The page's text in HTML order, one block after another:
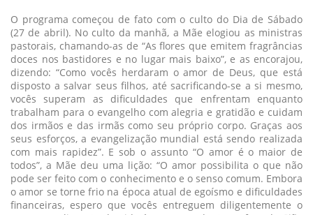
O programa começou de fato com o culto do Dia de Sábado
(27 de abril). No culto da manhã, a Mãe elogiou as ministras
pastorais, chamando-as de “As flores que emitem fragrâncias
doces nos bastidores e no lugar mais baixo”, e as encorajou,
dizendo: “Como vocês herdaram o amor de Deus, que está
disposto a salvar seus filhos, até sacrificando-se a si mesmo,
vocês superam as dificuldades que enfrentam enquanto
trabalham para o evangelho com alegria e gratidão e cuidam
dos irmãos e das irmãs como seu próprio corpo. Graças aos
seus esforços, a evangelização mundial está sendo realizada
com mais rapidez”. E sob o assunto “O amor é o maior de
todos”, a Mãe deu uma lição: “O amor possibilita o que não
pode ser feito com o conhecimento e o senso comum. Embora
o amor se torne frio na época atual de egoísmo e dificuldades
financeiras, espero que vocês entreguem diligentemente o